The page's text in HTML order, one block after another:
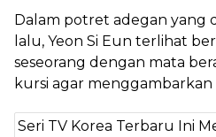
Dalam potret adegan yang
lalu, Yeon Si Eun terlihat
seseorang dengan mata
kursi agar
Seri TV Korea Terbaru Ini